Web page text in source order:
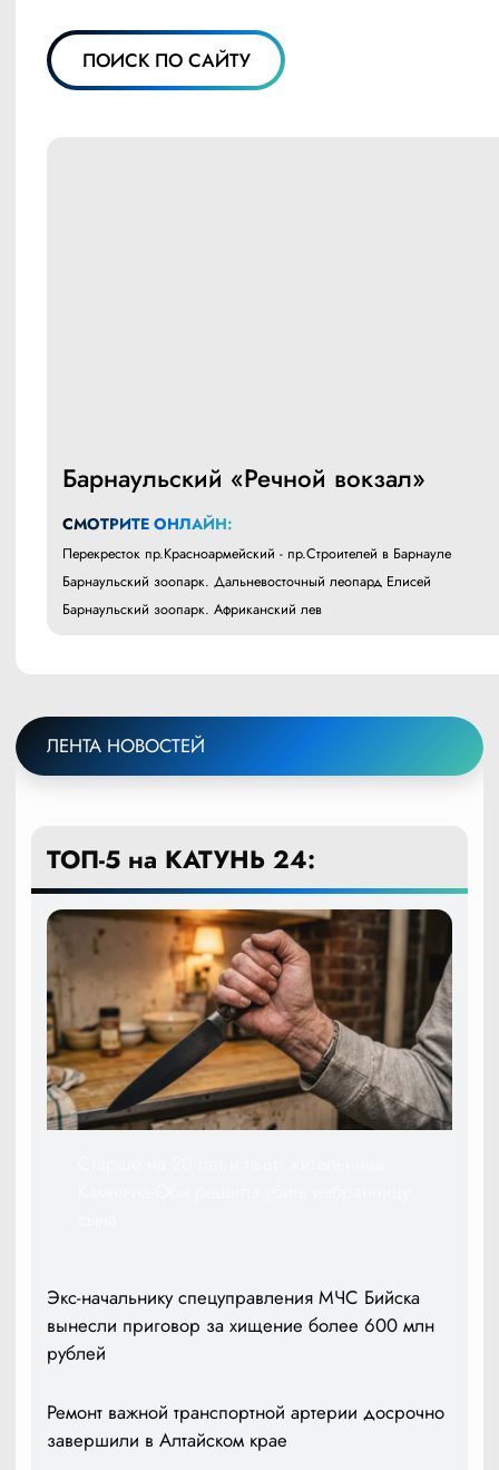
ПОИСК ПО САЙТУ
Барнаульский «Речной вокзал»
СМОТРИТЕ ОНЛАЙН:
Перекресток пр.Красноармейский - пр.Строителей в Барнауле
Барнаульский зоопарк. Дальневосточный леопард Елисей
Барнаульский зоопарк. Африканский лев
ЛЕНТА НОВОСТЕЙ
ТОП-5 на КАТУНЬ 24:
Экс-начальнику спецуправления МЧС Бийска
вынесли приговор за хищение более 600 млн
рублей
Ремонт важной транспортной артерии досрочно
завершили в Алтайском крае